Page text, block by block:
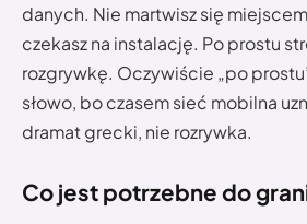
danych. Nie martwisz się
czekasz na instalację. Po prostu
rozgrywkę. Oczywiście „po
słowo, bo czasem sieć mobilna
dramat grecki, nie rozrywka.
Co jest potrzebne do